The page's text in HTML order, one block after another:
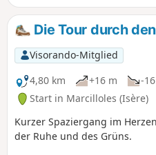
Die Tour durch
Visorando-Mitglied
4,80 km
+16 m -
Start in Marcilloles (Isère)
Kurzer Spaziergang im
der Ruhe und des Grüns.